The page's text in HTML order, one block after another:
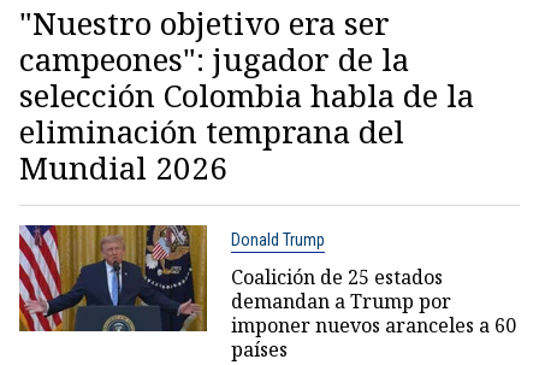
"Nuestro objetivo era ser
campeones": jugador de la
selección Colombia habla de la
eliminación temprana del
Mundial 2026
Donald Trump
Coalición de 25 estados
demandan a Trump por
imponer nuevos aranceles a 60
países